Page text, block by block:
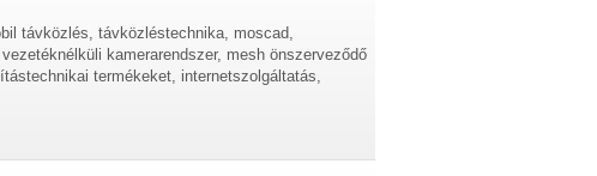
távközlés, távközléstechnika, moscad,
kamerarendszer, mesh önszerveződő
termékeket, internetszolgáltatás,